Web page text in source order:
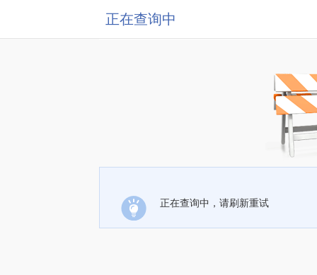
正在查询中
正在查询中，请刷新重试